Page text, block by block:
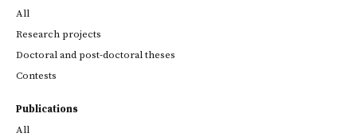
All
Research projects
Doctoral and post-doctoral theses
Contests
Publications
All